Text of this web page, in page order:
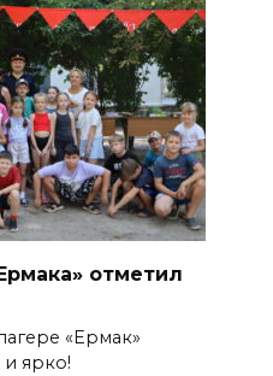
отметил
«Ермак»
ярко!